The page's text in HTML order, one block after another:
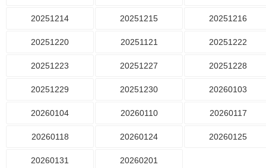
20251214 20251215 20251216
20251220 20251121 20251222
20251223 20251227 20251228
20251229 20251230 20260103
20260104 20260110 20260117
20260118 20260124 20260125
20260131 20260201